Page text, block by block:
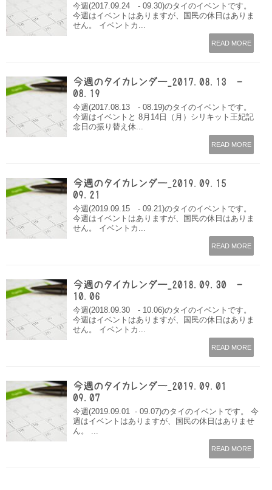
今週(2017.09.24 - 09.30)のタイのイベントです。
今週はイベントはありますが、国民の休日はありま
せん。 イベントカ...
READ MORE
今週のタイカレンダー_2017.08.13 -
08.19
今週(2017.08.13 - 08.19)のタイのイベントです。
今週はイベントと 8月14日（月）シリキット王妃記
念日の振り替え休...
READ MORE
今週のタイカレンダー_2019.09.15 –
09.21
今週(2019.09.15 - 09.21)のタイのイベントです。
今週はイベントはありますが、国民の休日はありま
せん。 イベントカ...
READ MORE
今週のタイカレンダー_2018.09.30 -
10.06
今週(2018.09.30 - 10.06)のタイのイベントです。
今週はイベントはありますが、国民の休日はありま
せん。 イベントカ...
READ MORE
今週のタイカレンダー_2019.09.01 –
09.07
今週(2019.09.01 - 09.07)のタイのイベントです。 今
週はイベントはありますが、国民の休日はありませ
ん。 ...
READ MORE